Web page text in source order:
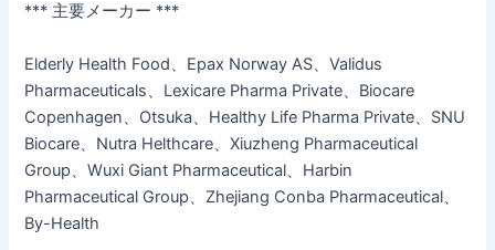
*** 主要メーカー ***
Elderly Health Food、Epax Norway AS、Validus
Pharmaceuticals、Lexicare Pharma Private、Biocare
Copenhagen、Otsuka、Healthy Life Pharma Private、SNU
Biocare、Nutra Helthcare、Xiuzheng Pharmaceutical
Group、Wuxi Giant Pharmaceutical、Harbin
Pharmaceutical Group、Zhejiang Conba Pharmaceutical、
By-Health